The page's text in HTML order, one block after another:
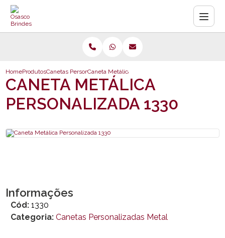
HomeProdutosCanetas Personalizadas MetalCaneta Metálica Personalizada 1330
CANETA METÁLICA
PERSONALIZADA 1330
Informações
Cód: 1330
Categoria: Canetas Personalizadas Metal